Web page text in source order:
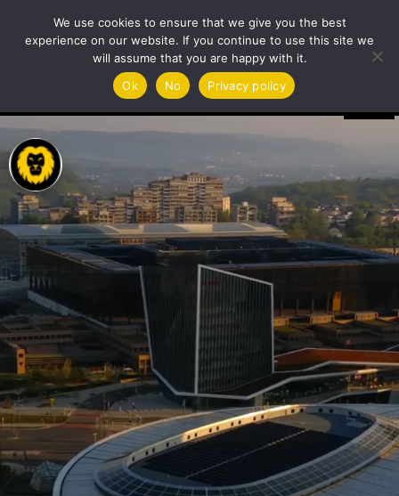
We use cookies to ensure that we give you the best
experience on our website. If you continue to use this site we
will assume that you are happy with it.
Ok
No Privacy policy